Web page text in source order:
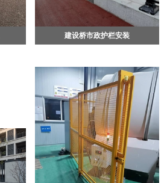
建设桥市政护栏安装